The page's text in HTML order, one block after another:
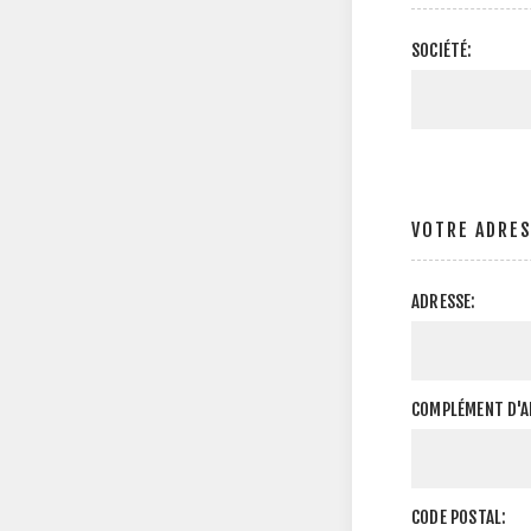
SOCIÉTÉ:
VOTRE
ADRESSE:
COMPLÉMENT
CODE POSTAL: